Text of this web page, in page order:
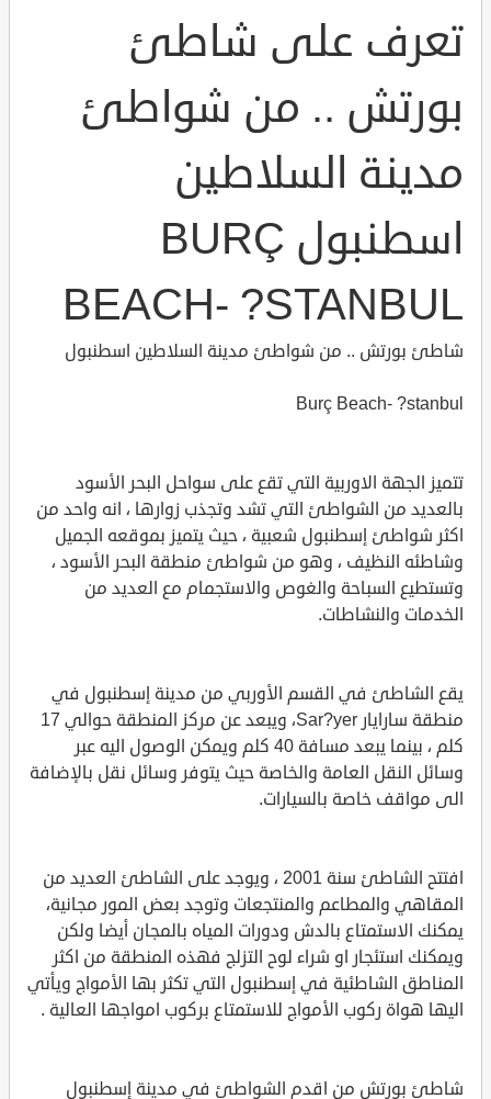
تعرف على شاطئ
بورتش .. من شواطئ
مدينة السلاطين
اسطنبول BURÇ
BEACH- ?STANBUL
شاطئ بورتش .. من شواطئ مدينة السلاطين اسطنبول
Burç Beach- ?stanbul
تتميز الجهة الاوربية التي تقع على سواحل البحر الأسود
بالعديد من الشواطئ التي تشد وتجذب زوارها ، انه واحد من
اكثر شواطئ إسطنبول شعبية ، حيث يتميز بموقعه الجميل
وشاطئه النظيف ، وهو من شواطئ منطقة البحر الأسود ،
وتستطيع السباحة والغوص والاستجمام مع العديد من
الخدمات والنشاطات.
يقع الشاطئ في القسم الأوربي من مدينة إسطنبول في
منطقة سارايار Sar?yer، ويبعد عن مركز المنطقة حوالي 17
كلم ، بينما يبعد مسافة 40 كلم ويمكن الوصول اليه عبر
وسائل النقل العامة والخاصة حيث يتوفر وسائل نقل بالإضافة
الى مواقف خاصة بالسيارات.
افتتح الشاطئ سنة 2001 ، ويوجد على الشاطئ العديد من
المقاهي والمطاعم والمنتجعات وتوجد بعض المور مجانية،
يمكنك الاستمتاع بالدش ودورات المياه بالمجان أيضا ولكن
ويمكنك استئجار او شراء لوح التزلج فهذه المنطقة من اكثر
المناطق الشاطئية في إسطنبول التي تكثر بها الأمواج ويأتي
اليها هواة ركوب الأمواج للاستمتاع بركوب امواجها العالية .
شاطئ بورتش من اقدم الشواطئ في مدينة إسطنبول